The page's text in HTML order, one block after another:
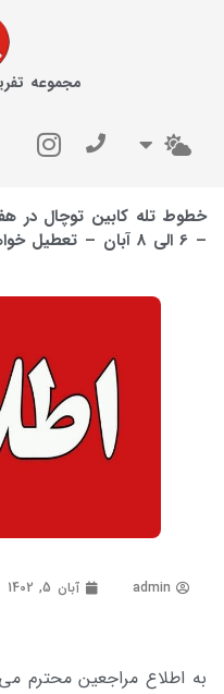
مجموعه
خطوط تله کابین توچال در
– 6 الی 8 آبان – تعطیل خواهد بود
admin آبان 5, 1402
به اطلاع مراجعین محترم